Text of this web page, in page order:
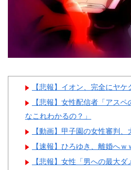
舌を絡ませて、唾液交換して
── ちゅっちゅしながらの濃厚
ーワンだ」 熊本地震直後の日
本の対応のスピードに世界が衝
【画像】顔100点、体30点の
女ｗｗｗ
一番
が
味
100
に・
ーム
韓国
韓
戦で
こち
【悲報】イオン、完全にヤ
【悲報】女性配信者「アス
なこれわかるの？」
【動画】甲子園の女性審判、
【速報】ひろゆき、離婚へｗ
【悲報】女性「男への最大